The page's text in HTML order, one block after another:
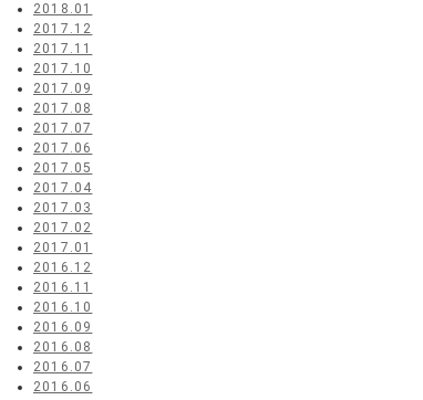
2018.01
2017.12
2017.11
2017.10
2017.09
2017.08
2017.07
2017.06
2017.05
2017.04
2017.03
2017.02
2017.01
2016.12
2016.11
2016.10
2016.09
2016.08
2016.07
2016.06